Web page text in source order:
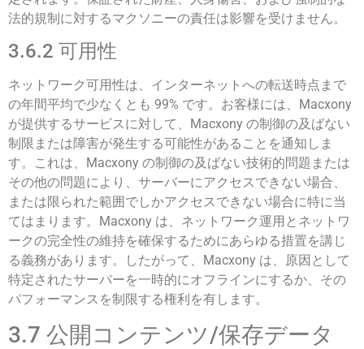
法的規制に対するマクソニーの責任は影響を受けません。
3.6.2 可用性
ネットワーク可用性は、インターネットへの転送時点まで
の年間平均で少なくとも 99% です。お客様には、Macxony
が提供するサービスに対して、Macxony の制御の及ばない
制限または障害が発生する可能性があることを通知しま
す。これは、Macxony の制御の及ばない技術的問題または
その他の問題により、サーバーにアクセスできない場合、
または限られた範囲でしかアクセスできない場合に特に当
てはまります。Macxony は、ネットワーク運用とネットワ
ークの完全性の維持を確保するためにあらゆる措置を講じ
る義務があります。したがって、Macxony は、原因として
特定されたサーバーを一時的にオフラインにするか、その
パフォーマンスを制限する権利を有します。
3.7 公開コンテンツ/保存データ